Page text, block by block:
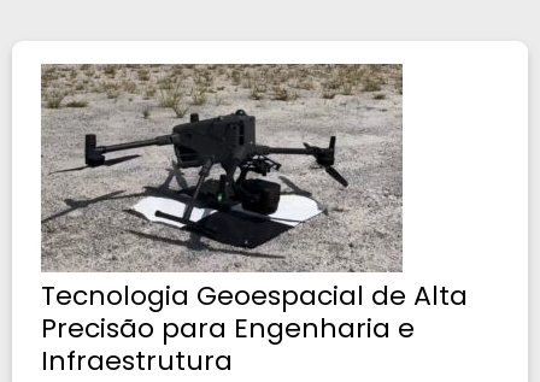
Tecnologia Geoespacial de Alta
Precisão para Engenharia e
Infraestrutura